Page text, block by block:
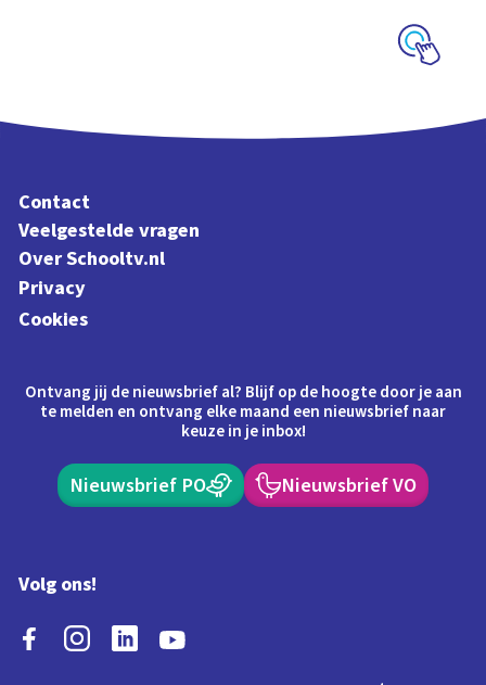
Contact
Veelgestelde vragen
Over Schooltv.nl
Privacy
Cookies
Ontvang jij de nieuwsbrief al? Blijf op de hoogte door je aan
te melden en ontvang elke maand een nieuwsbrief naar
keuze in je inbox!
Nieuwsbrief PO Nieuwsbrief VO
Volg ons!